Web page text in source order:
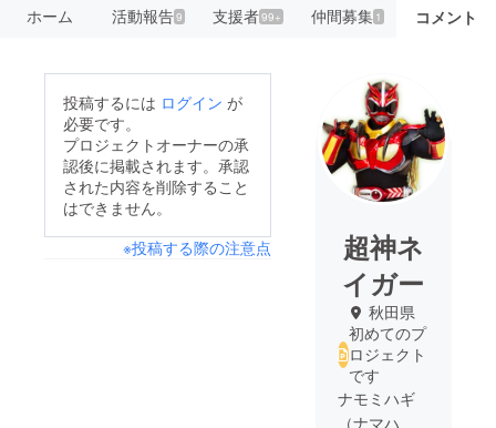
ホーム 活動報告9 支援者99+ 仲間募集 1 コメント
投稿するには ログイン が
必要です。
プロジェクトオーナーの承
認後に掲載されます。承認
された内容を削除すること
はできません。
※投稿する際の注意点
超神ネ
イガー
秋田県
初めてのプ
ロジェクト
です
ナモミハギ
（ナマハ